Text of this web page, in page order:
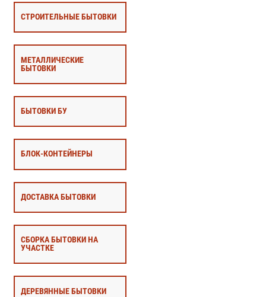
СТРОИТЕЛЬНЫЕ БЫТОВКИ
МЕТАЛЛИЧЕСКИЕ
БЫТОВКИ
БЫТОВКИ БУ
БЛОК-КОНТЕЙНЕРЫ
ДОСТАВКА БЫТОВКИ
СБОРКА БЫТОВКИ НА
УЧАСТКЕ
ДЕРЕВЯННЫЕ БЫТОВКИ